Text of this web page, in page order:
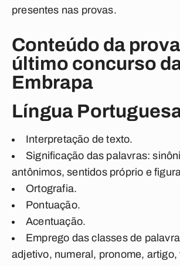
presentes nas provas.
Conteúdo da
último concurso
Embrapa
Língua
Interpretação de texto.
Significação das palavras:
antônimos, sentidos próprio e
Ortografia.
Pontuação.
Acentuação.
Emprego das classes de
adjetivo, numeral, pronome, artigo,